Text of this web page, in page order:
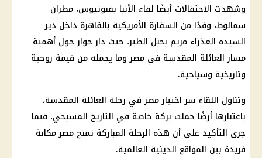
وشهدت الاحتفالات أيضًا لقاء الأنبا بفنوتيوس، مطران
سمالوط، وفدًا من السفارة الأمريكية بالقاهرة داخل دير
السيدة العذراء مريم بجبل الطير، حيث دار حوار حول أهمية
مسار العائلة المقدسة في مصر وما يحمله من قيمة روحية
وتاريخية وسياحية.
وتناول اللقاء سر اختيار مصر في رحلة العائلة المقدسة،
باعتبارها أرضًا حملت بركة خاصة في التاريخ المسيحي، فيما
جرى التأكيد على أن هذه الرحلة المباركة تمنح مصر مكانة
فريدة بين المواقع الدينية العالمية.